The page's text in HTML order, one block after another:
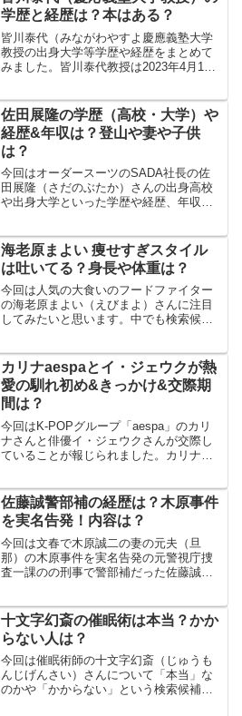
学歴と経歴は？本はある？
皆川泰代（みながわやすよ慶應義塾大学
教授の出身大学等学歴や経歴をまとめて
みました。皆川泰代教授は2023年4月11
で皆川泰代教授がどんな方なのか情報を
まとめてみました...
佐田展隆の学歴（高校・大学）や
経歴&年収は？登山や妻や子供
は？
今回はオーダースーツのSADA社長の佐
田展隆（さだのぶたか）さんの出身高校
や出身大学といった学歴や経歴、年収は
社長の佐田展隆社長が「激レアさん」の
出演されましたよ！と...
海老原まよい 痩せすぎスタイル
は吐いてる？身長や体重は？
今回は人気の大食いのフードファイター
の海老原まよい（えびまよ）さんに注目
してみたいと思います。中でも検索候補
よい 吐いてる」というキーワードについ
て調査してみました...
カリナaespaとイ・ジェウクが熱
愛の馴れ初め&きっかけ&交際期
間は？
今回はK-POPグループ「aespa」のカリ
ナさんと俳優イ・ジェウクさんが交際し
ていることが報じられました。カリナさ
JeSスタジオの関係者も2人の交際を認め
ております...
佐藤誠警部補の経歴は？木原事件
を実名告発！内容は？
今回は文春で木原誠二の妻の元夫（旦
那）の木原事件を実名告発の元警視庁捜
査一課のの刑事で警部補だった佐藤誠氏
刊文春、SNS等で現段階で報じられた情
報をまとめたものです。記...
十文字幻斎の催眠術は本当？かか
らない人は？
今回は催眠術師の十文字幻斎（じゅうも
んじげんさい）さんについて「本当」な
のかや「かからない」という検索候補に